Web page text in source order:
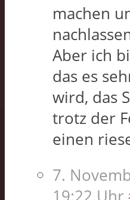
machen
Aber ich
das es
wird, das
trotz der
einen
7.